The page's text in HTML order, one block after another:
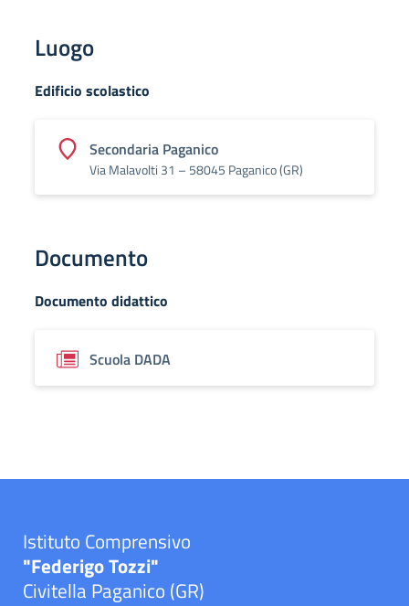
Luogo
Edificio scolastico
Secondaria Paganico
Via Malavolti 31 – 58045 Paganico (GR)
Documento
Documento didattico
Scuola DADA
Istituto Comprensivo
"Federigo Tozzi"
Civitella Paganico (GR)